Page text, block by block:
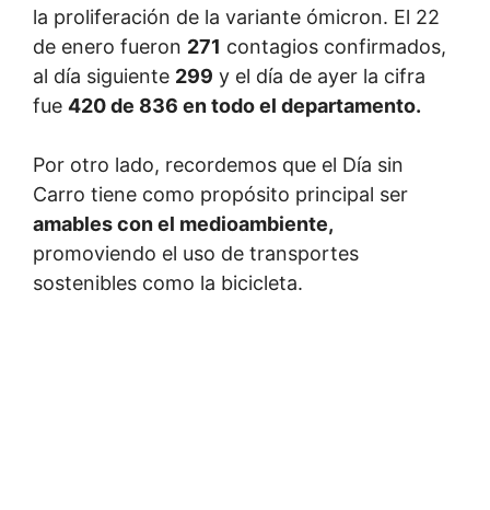
la proliferación de la variante ómicron. El 22
de enero fueron 271 contagios confirmados,
al día siguiente 299 y el día de ayer la cifra
fue 420 de 836 en todo el departamento.
Por otro lado, recordemos que el Día sin
Carro tiene como propósito principal ser
amables con el medioambiente,
promoviendo el uso de transportes
sostenibles como la bicicleta.